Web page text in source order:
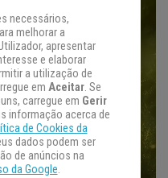
necessários,
melhorar a
apresentar
e elaborar
a utilização de
em Aceitar. Se
carregue em Gerir
informação acerca de
de Cookies da
dados podem ser
de anúncios na
da Google.